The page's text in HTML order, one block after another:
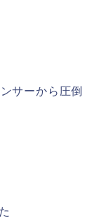
サーから圧倒